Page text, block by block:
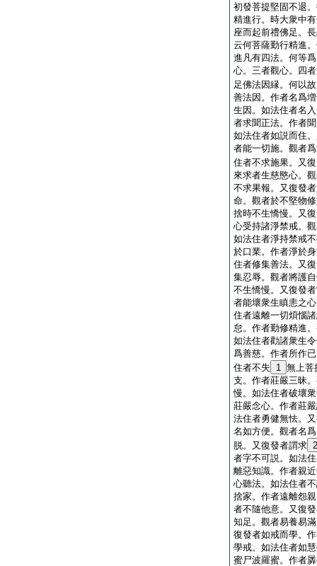
初發菩提堅固不退
精進行。時大衆中
座而起前禮佛足。
云何菩薩勤行精進
進凡有四法。何等
心。三者觀心。四
足佛法因縁。何以
善法因。作者名爲
生因。如法住者名
者求聞正法。作者
如法住者如説而住
者能一切施。觀者
住者不求施果。又
來求者生慈愍心。
不求果報。又復發
命。觀者於不堅物
捨時不生憍慢。又
心受持諸淨禁戒。
如法住者淨持禁戒
於口業。作者淨於
住者修集善法。又
集忍辱。觀者將護
不生憍慢。又復發
者能壞衆生瞋恚之
住者遠離一切煩惱
怠。作者勤修精進
如法住者勸諸衆生
爲善慈。作者所作
住者不失
1 無上菩
支。作者莊嚴三昧
慢。如法住者破壞
莊嚴念心。作者莊
法住者勇健無怯。
名如方便。觀者名
脱。又復發者謂求 2
者字不可説。如法
離惡知識。作者親
心聽法。如法住者
捨家。作者遠離怨
者不隨他意。又復
知足。觀者易養易
復發者如戒而學。
學戒。如法住者如
蜜尸波羅蜜。作者